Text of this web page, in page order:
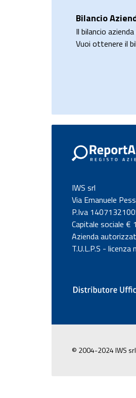
Bilancio
Il bilancio
Vuoi ottenere il
IWS srl
Via Emanuele
P.Iva
Capitale sociale €
Azienda
T.U.L.P.S - licenza
© 2004-2024 IWS